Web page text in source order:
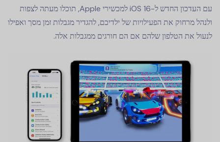
עם העדכון החדש ל-iOS 16 למכשירי Apple, תוכלו מעתה לצפות
ולנהל מרחוק את הפעילויות של ילדיכם, להגדיר מגבלות זמן מסך ואפילו
לנעול את הטלפון שלהם אם הם חורגים ממגבלות אלה.